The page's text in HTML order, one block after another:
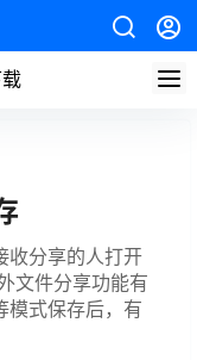
收分享的人打开
文件分享功能有
模式保存后，有